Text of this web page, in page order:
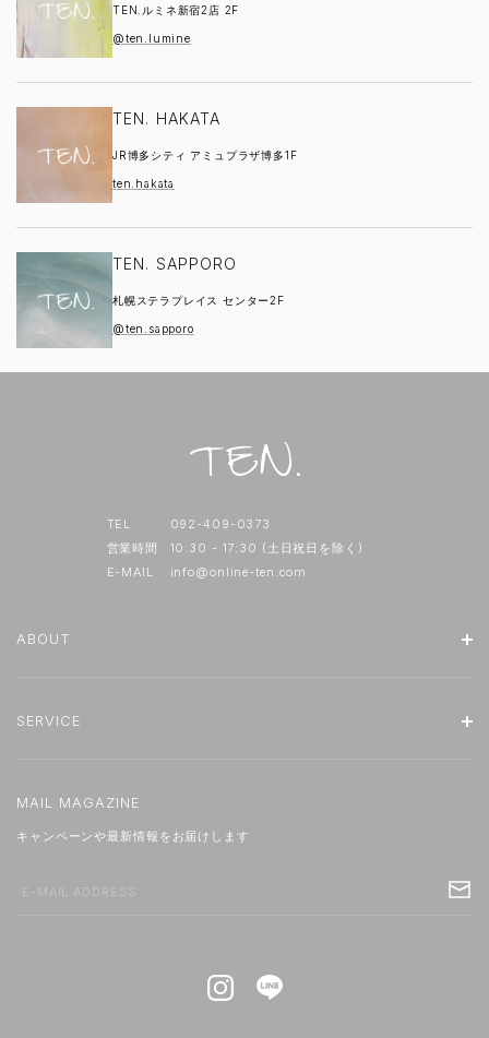
TEN.ルミネ新宿2店 2F
@ten.lumine
TEN. HAKATA
JR博多シティ アミュプラザ博多1F
ten.hakata
TEN. SAPPORO
札幌ステラプレイス センター2F
@ten.sapporo
TEL
092-409-0373
営業時間
10:30 - 17:30 (土日祝日を除く)
E-MAIL
info@online-ten.com
ABOUT
SERVICE
MAIL MAGAZINE
キャンペーンや最新情報をお届けします
E-MAIL ADDRESS